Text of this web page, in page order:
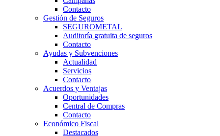
Contacto
Gestión de Seguros
SEGUROMETAL
Auditoría gratuita de seguros
Contacto
Ayudas y Subvenciones
Actualidad
Servicios
Contacto
Acuerdos y Ventajas
Oportunidades
Central de Compras
Contacto
Económico Fiscal
Destacados